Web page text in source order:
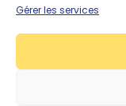
Gérer les services